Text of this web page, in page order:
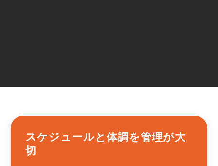
スケジュールと体調を管理が大
切